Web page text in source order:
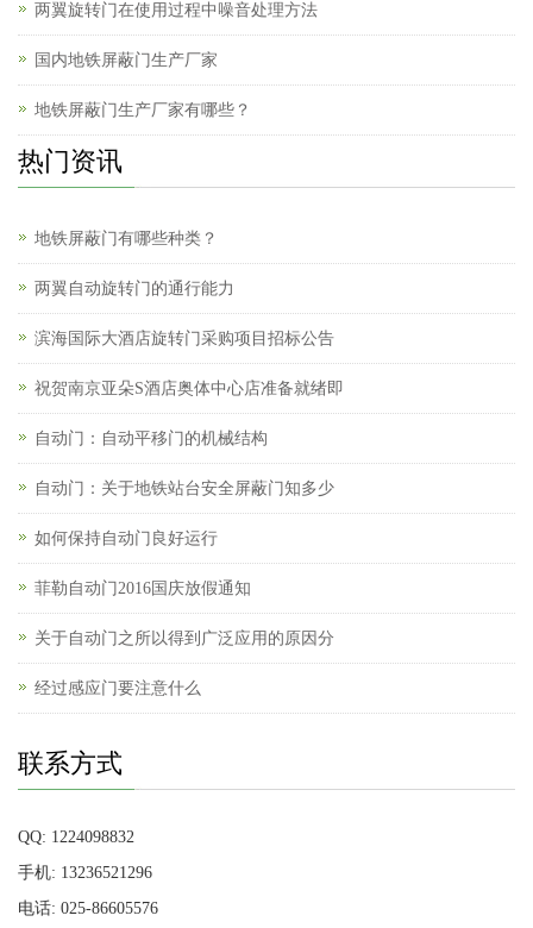
两翼旋转门在使用过程中噪音处理方法
国内地铁屏蔽门生产厂家
地铁屏蔽门生产厂家有哪些？
热门资讯
地铁屏蔽门有哪些种类？
两翼自动旋转门的通行能力
滨海国际大酒店旋转门采购项目招标公告
祝贺南京亚朵S酒店奥体中心店准备就绪即
自动门：自动平移门的机械结构
自动门：关于地铁站台安全屏蔽门知多少
如何保持自动门良好运行
菲勒自动门2016国庆放假通知
关于自动门之所以得到广泛应用的原因分
经过感应门要注意什么
联系方式
QQ: 1224098832
手机: 13236521296
电话: 025-86605576